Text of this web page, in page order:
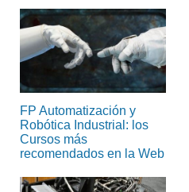
FP Automatización y
Robótica Industrial: los
Cursos más
recomendados en la Web